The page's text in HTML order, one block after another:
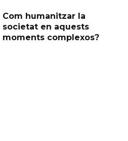
Com humanitzar la
societat en aquests
moments complexos?